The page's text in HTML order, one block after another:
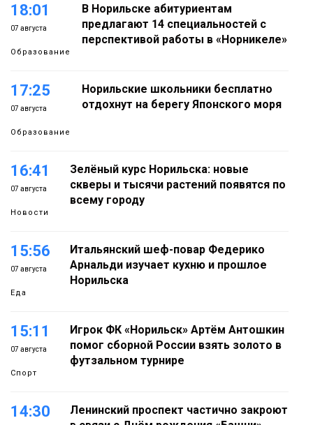
18:01
07 августа
Образование
В Норильске абитуриентам
предлагают 14 специальностей с
перспективой работы в «Норникеле»
17:25
07 августа
Образование
Норильские школьники бесплатно
отдохнут на берегу Японского моря
16:41
07 августа
Новости
Зелёный курс Норильска: новые
скверы и тысячи растений появятся по
всему городу
15:56
07 августа
Еда
Итальянский шеф-повар Федерико
Арнальди изучает кухню и прошлое
Норильска
15:11
07 августа
Спорт
Игрок ФК «Норильск» Артём Антошкин
помог сборной России взять золото в
футзальном турнире
14:30
Ленинский проспект частично закроют